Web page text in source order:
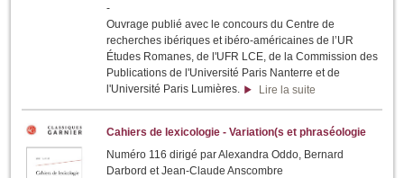
-
Ouvrage publié avec le concours du Centre de
recherches ibériques et ibéro-américaines de l’UR
Études Romanes, de l'UFR LCE, de la Commission des
Publications de l'Université Paris Nanterre et de
l'Université Paris Lumières.
Lire la suite
Cahiers de lexicologie - Variation(s et phraséologie
Numéro 116 dirigé par Alexandra Oddo, Bernard
Darbord et Jean-Claude Anscombre